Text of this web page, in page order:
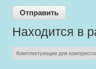
Находится в
Комплектующие для